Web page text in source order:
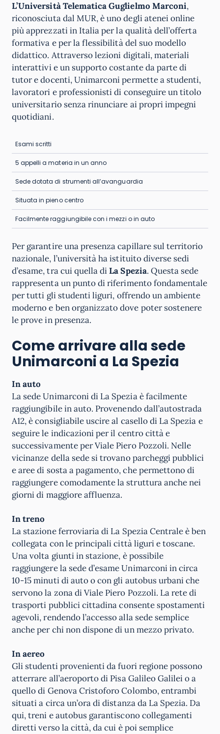
L’Università Telematica Guglielmo Marconi,
riconosciuta dal MUR, è uno degli atenei online
più apprezzati in Italia per la qualità dell’offerta
formativa e per la flessibilità del suo modello
didattico. Attraverso lezioni digitali, materiali
interattivi e un supporto costante da parte di
tutor e docenti, Unimarconi permette a studenti,
lavoratori e professionisti di conseguire un titolo
universitario senza rinunciare ai propri impegni
quotidiani.
Esami scritti
5 appelli a materia in un anno
Sede dotata di strumenti all’avanguardia
Situata in pieno centro
Facilmente raggiungibile con i mezzi o in auto
Per garantire una presenza capillare sul territorio
nazionale, l’università ha istituito diverse sedi
d’esame, tra cui quella diLa Spezia. Questa sede
rappresenta un punto di riferimento fondamentale
per tutti gli studenti liguri, offrendo un ambiente
moderno e ben organizzato dove poter sostenere
le prove in presenza.
Come arrivare alla sede
Unimarconi a La Spezia
In auto
La sede Unimarconi di La Spezia è facilmente
raggiungibile in auto. Provenendo dall’autostrada
A12, è consigliabile uscire al casello di La Spezia e
seguire le indicazioni per il centro città e
successivamente per Viale Piero Pozzoli. Nelle
vicinanze della sede si trovano parcheggi pubblici
e aree di sosta a pagamento, che permettono di
raggiungere comodamente la struttura anche nei
giorni di maggiore affluenza.
In treno
La stazione ferroviaria di La Spezia Centrale è ben
collegata con le principali città liguri e toscane.
Una volta giunti in stazione, è possibile
raggiungere la sede d’esame Unimarconi in circa
10-15 minuti di auto o con gli autobus urbani che
servono la zona di Viale Piero Pozzoli. La rete di
trasporti pubblici cittadina consente spostamenti
agevoli, rendendo l’accesso alla sede semplice
anche per chi non dispone di un mezzo privato.
In aereo
Gli studenti provenienti da fuori regione possono
atterrare all’aeroporto di Pisa Galileo Galilei o a
quello di Genova Cristoforo Colombo, entrambi
situati a circa un’ora di distanza da La Spezia. Da
qui, treni e autobus garantiscono collegamenti
diretti verso la città, da cui è poi semplice